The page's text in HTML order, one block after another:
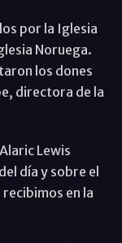
por la Iglesia
Noruega.
los dones
directora de la
Lewis
día y sobre el
en la